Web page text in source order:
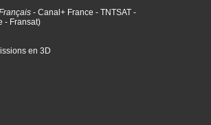
- Canal+ France - TNTSAT -
- Fransat)
en 3D